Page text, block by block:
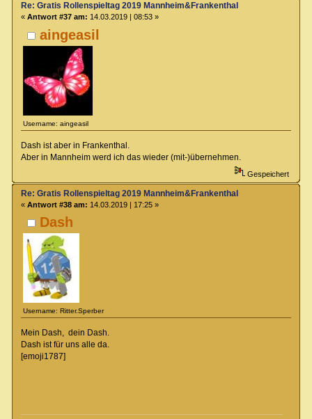
aingeasil
Username: aingeasil
Re: Gratis Rollenspieltag 2019 Mannheim&Frankenthal
« Antwort #37 am: 14.03.2019 | 08:53 »
Dash ist aber in Frankenthal.
Aber in Mannheim werd ich das wieder (mit-)übernehmen.
Gespeichert
Dash
Username: Ritter.Sperber
Re: Gratis Rollenspieltag 2019 Mannheim&Frankenthal
« Antwort #38 am: 14.03.2019 | 17:25 »
Mein Dash, dein Dash.
Dash ist für uns alle da.
[emoji1787]